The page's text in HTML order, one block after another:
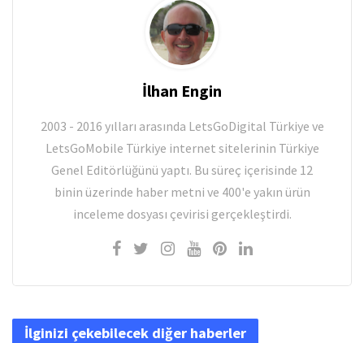
İlhan Engin
2003 - 2016 yılları arasında LetsGoDigital Türkiye ve
LetsGoMobile Türkiye internet sitelerinin Türkiye
Genel Editörlüğünü yaptı. Bu süreç içerisinde 12
binin üzerinde haber metni ve 400'e yakın ürün
inceleme dosyası çevirisi gerçekleştirdi.
İlginizi çekebilecek diğer haberler